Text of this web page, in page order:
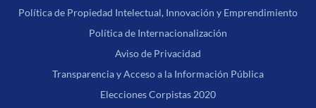
Política de Propiedad Intelectual, Innovación y Emprendimiento
Política de Internacionalización
Aviso de Privacidad
Transparencia y Acceso a la Información Pública
Elecciones Corpistas 2020